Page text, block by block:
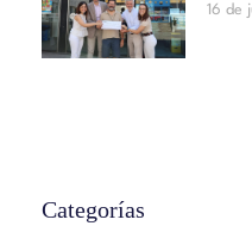
16 de
Categorías